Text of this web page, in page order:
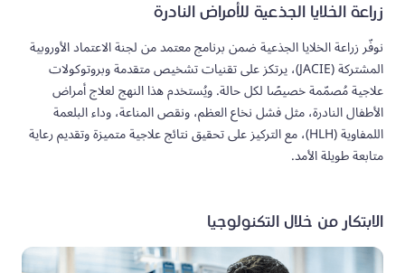
زراعة الخلايا الجذعية للأمراض النادرة
نوفّر زراعة الخلايا الجذعية ضمن برنامج معتمد من لجنة الاعتماد الأوروبية
المشتركة (JACIE)، يرتكز على تقنيات تشخيص متقدمة وبروتوكولات
علاجية مُصمّمة خصيصًا لكل حالة. ويُستخدم هذا النهج لعلاج أمراض
الأطفال النادرة، مثل فشل نخاع العظم، ونقص المناعة، وداء البلعمة
اللمفاوية (HLH)، مع التركيز على تحقيق نتائج علاجية متميزة وتقديم رعاية
متابعة طويلة الأمد.
الابتكار من خلال التكنولوجيا